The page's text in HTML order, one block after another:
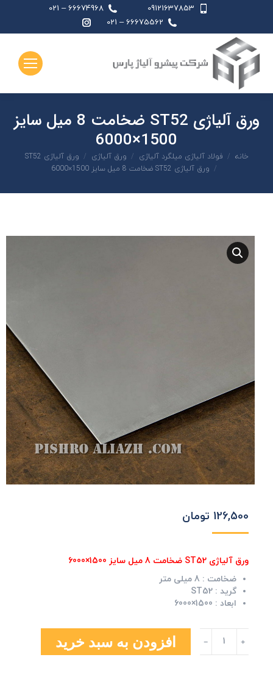
09121637853
66674968 – 021
66675562 – 021
page
ورق آلیاژی ST52 ضخامت 8 میل سایز
1500×6000
شما اینجا هستید:
خانه فولاد آلیاژی میلگرد آلیاژی ورق آلیاژی
ورق آلیاژی ST52
ورق آلیاژی ST52 ضخامت 8 میل سایز 1500×6000
126,500 تومان
ورق آلیاژی ST52 ضخامت 8 میل سایز 1500×6000
ضخامت : 8 میلی متر
گرید : ST52
ابعاد : 1500×6000
آلیاژی
ST52
افزودن به سبد خرید